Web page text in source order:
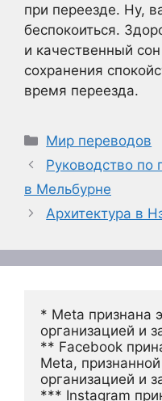
при переезде. Ну,
беспокоиться.
и качественный
сохранения
время переезда.
Рубрики
Мир переводов
Руководство по
в Мельбурне
Архитектура в
* Meta признана
организацией и
** Facebook
Meta,
организацией и
*** Instagram